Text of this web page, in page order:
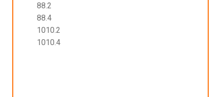
88.2
88.4
1010.2
1010.4